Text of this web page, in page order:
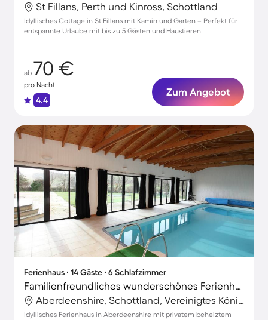
St Fillans, Perth und Kinross, Schottland
Idyllisches Cottage in St Fillans mit Kamin und Garten – Perfekt für
entspannte Urlaube mit bis zu 5 Gästen und Haustieren
ab 70 €
pro Nacht
4.4
Zum Angebot
Ferienhaus ∙ 14 Gäste ∙ 6 Schlafzimmer
Familienfreundliches wunderschönes Ferienhaus mit Terrasse, Whirlpool und privatem Pool | Perfekt für die Arbeit von Zuhause
Aberdeenshire, Schottland, Vereinigtes Königreich
Idyllisches Ferienhaus in Aberdeenshire mit privatem beheiztem